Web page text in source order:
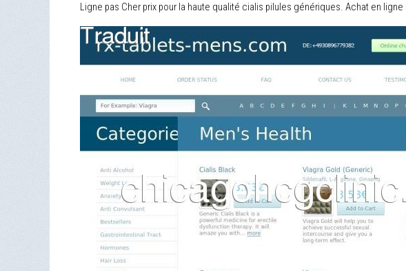
Ligne pas Cher prix pour la haute qualité cialis pilules génériques. Achat en